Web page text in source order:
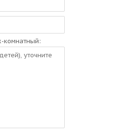
комнатный: